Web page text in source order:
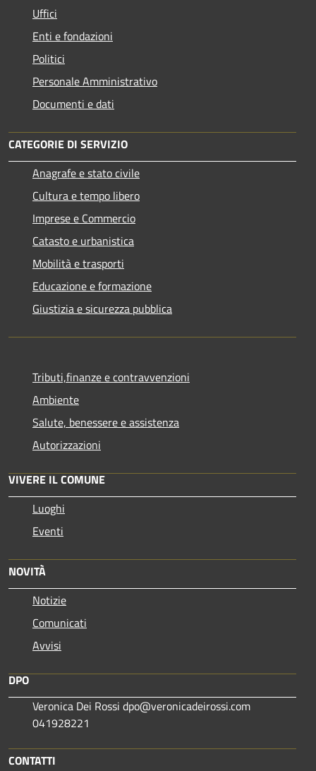
Uffici
Enti e fondazioni
Politici
Personale Amministrativo
Documenti e dati
CATEGORIE DI SERVIZIO
Anagrafe e stato civile
Cultura e tempo libero
Imprese e Commercio
Catasto e urbanistica
Mobilità e trasporti
Educazione e formazione
Giustizia e sicurezza pubblica
Tributi,finanze e contravvenzioni
Ambiente
Salute, benessere e assistenza
Autorizzazioni
VIVERE IL COMUNE
Luoghi
Eventi
NOVITÀ
Notizie
Comunicati
Avvisi
DPO
Veronica Dei Rossi dpo@veronicadeirossi.com
041928221
CONTATTI